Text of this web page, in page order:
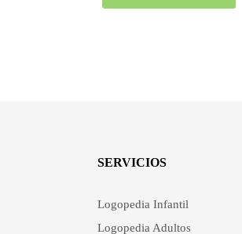
SERVICIOS
Logopedia Infantil
Logopedia Adultos